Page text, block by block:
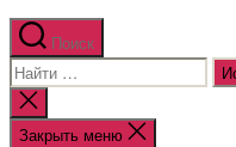
Поиск
Поиск:
Закрыть
поиск
Закрыть меню